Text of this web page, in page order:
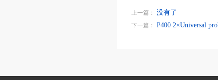
上一篇： 没有了
下一篇： P400 2×Universal